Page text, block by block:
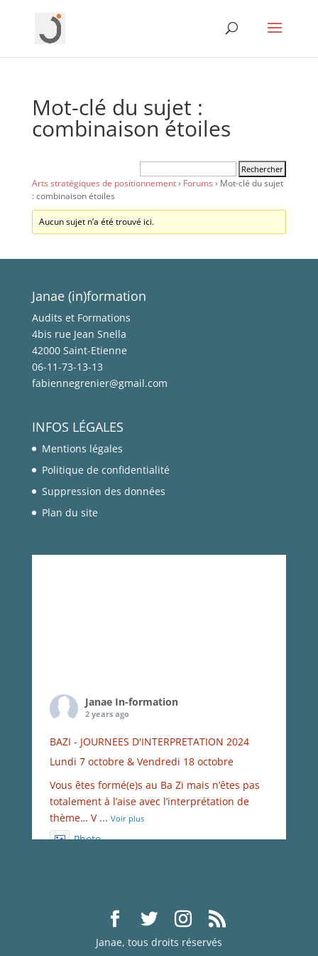
Mot-clé du sujet :
combinaison étoiles
Arts stratégiques de positionnement› Forums › Mot-clé du sujet
: combinaison étoiles
Aucun sujet n’a été trouvé ici.
Janae (in)formation
Audits et Formations
4bis rue Jean Snella
42000 Saint-Etienne
06-11-73-13-13
fabiennegrenier@gmail.com
INFOS LÉGALES
Mentions légales
Politique de confidentialité
Suppression des données
Plan du site
Janae In-formation
2 years ago
BAZI - JOURNEES D'INTERPRETATION 2024
Lundi 7 octobre & Vendredi 18 octobre
Vous êtes formé(e)s au Ba Zi mais n’êtes pas
totalement à l’aise avec l’interprétation de
thème… V ... Voir plus
Photo
Janae In-formation
2 years ago
Une nouvelle FORMATION en BA ZI [Quatre
Janae, tous droits réservés